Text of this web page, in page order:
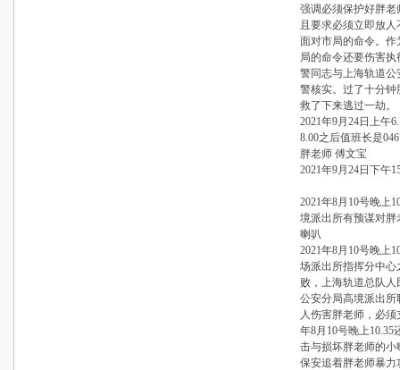
强调必须保护好胖
且要求必须立即放
面对市局的命令。
局的命令还要伤害
警同志与上海轨道
警核实。过了十分
救了下来逃过一劫。
2021年9月24日上午
8.00之后值班长是
胖老师 傅文宝
2021年9月24日下午
2021年8月10号晚上
境派出所有预谋对
喇叭
2021年8月10号晚上
场派出所指挥分中心
败，上海轨道总队
公安分局高境派出
人伤害胖老师，必
年8月10号晚上
击与损坏胖老师的
保安追着胖老师暴